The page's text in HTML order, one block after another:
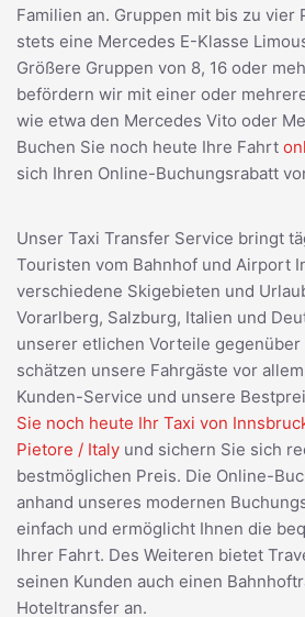
Familien an. Gruppen mit bis zu
stets eine Mercedes E-Klasse
Größere Gruppen von 8, 16 oder
befördern wir mit einer oder
wie etwa den Mercedes Vito oder
Buchen Sie noch heute Ihre Fahrt
sich Ihren Online-Buchungsrabatt
Unser Taxi Transfer Service bringt
Touristen vom Bahnhof und Airport
verschiedene Skigebieten und
Vorarlberg, Salzburg, Italien und
unserer etlichen Vorteile gegenüber
schätzen unsere Fahrgäste vor
Kunden-Service und unsere
Sie noch heute Ihr Taxi von
Pietore / Italy und sichern Sie sich
bestmöglichen Preis. Die Online-
anhand unseres modernen
einfach und ermöglicht Ihnen die
Ihrer Fahrt. Des Weiteren bietet
seinen Kunden auch einen
Hoteltransfer an.